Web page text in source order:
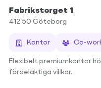
Fabrikstorget 1
412 50 Göteborg
Kontor Co-
Flexibelt premiumkontor
fördelaktiga villkor.